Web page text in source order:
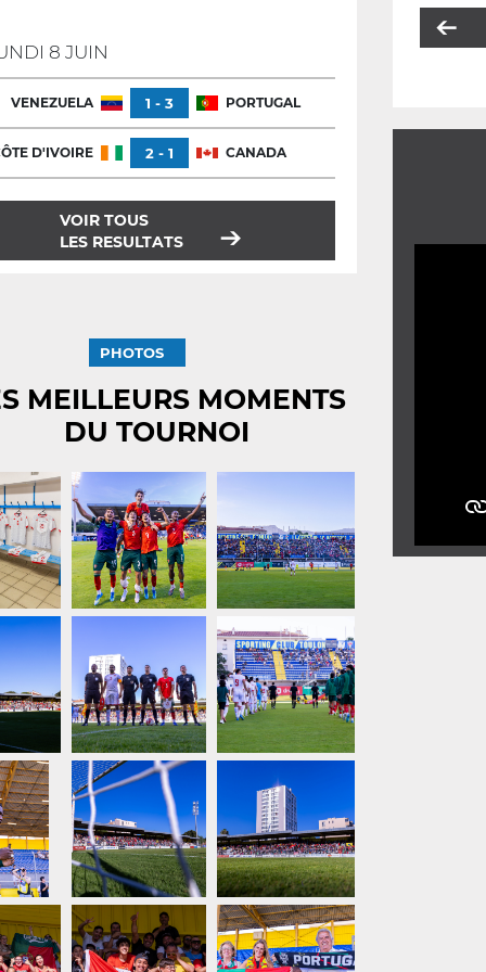
8 JUIN
VENEZUELA 1 - 3 PORTUGAL
D'IVOIRE 2 - 1 CANADA
VOIR TOUS
LES RESULTATS
PHOTOS
MEILLEURS MOMENTS
DU TOURNOI